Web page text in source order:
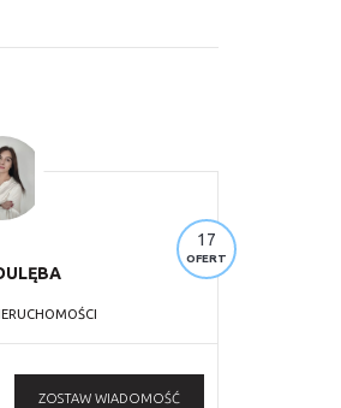
17
OFERT
ZOSTAW WIADOMOŚĆ